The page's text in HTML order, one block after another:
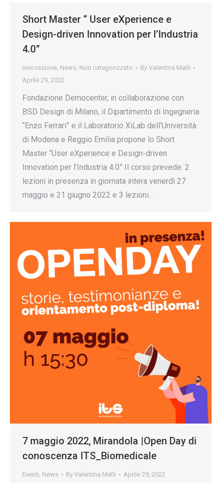
Short Master “ User eXperience e
Design-driven Innovation per l’Industria
4.0”
Innovazione, News, Non categorizzato By Valentina Matli
Aprile 29, 2022
Fondazione Democenter, in collaborazione con
BSD Design di Milano, il Dipartimento di Ingegneria
“Enzo Ferrari” e il Laboratorio XiLab dell’Università
di Modena e Reggio Emilia propone lo Short
Master “User eXperience e Design-driven
Innovation per l’Industria 4.0” Il corso prevede: 2
lezioni in presenza in giornata intera venerdì 27
maggio e 21 giugno 2022 e 3 lezioni…
7 maggio 2022, Mirandola |Open Day di
conoscenza ITS_Biomedicale
Eventi, News By Valentina Matli Aprile 29, 2022